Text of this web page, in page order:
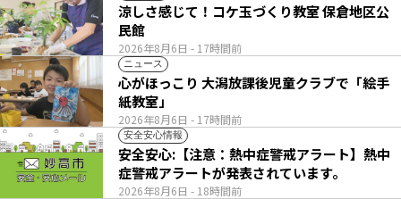
2026年8月6日 - 17時間前
涼しさ感じて！コケ玉づくり教室 保倉地区公
民館
ニュース
2026年8月6日 - 17時間前
心がほっこり 大潟放課後児童クラブで「絵手
紙教室」
安全安心情報
2026年8月6日 - 18時間前
安全安心:【注意：熱中症警戒アラート】熱中
症警戒アラートが発表されています。